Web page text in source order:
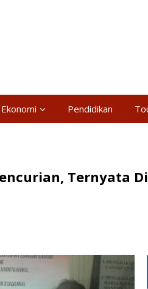
Ekonomi Pendidikan
Ternyata